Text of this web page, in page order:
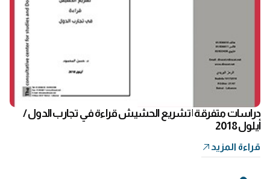
دراسات متفرقة | تشريع الحشيش قراءة في تجارب الدول /
أيلول 2018
قراءة المزيد